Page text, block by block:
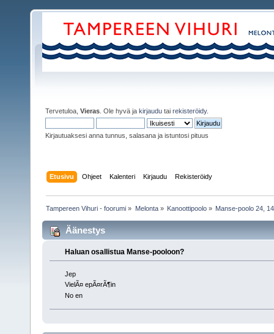
Tervetuloa, Vieras . Ole hyvä ja kirjaudu tai rekisteröidy.
Kirjautuaksesi anna tunnus, salasana ja istuntosi pituus
Etusivu Ohjeet Kalenteri Kirjaudu Rekisteröidy
Tampereen Vihuri - foorumi » Melonta» Kanoottipoolo» Manse-poolo 24,
Äänestys
Haluan osallistua Manse-pooloon?
Jep
VielÃ¤ epÃ¤rÃ¶in
No en